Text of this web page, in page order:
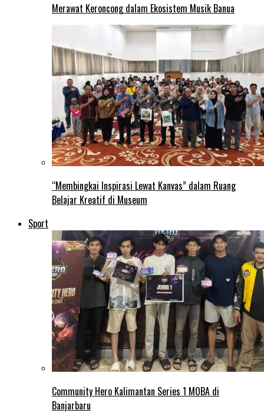
Merawat Keroncong dalam Ekosistem Musik Banua
“Membingkai Inspirasi Lewat Kanvas” dalam Ruang
Belajar Kreatif di Museum
Sport
Community Hero Kalimantan Series 1 MOBA di
Banjarbaru